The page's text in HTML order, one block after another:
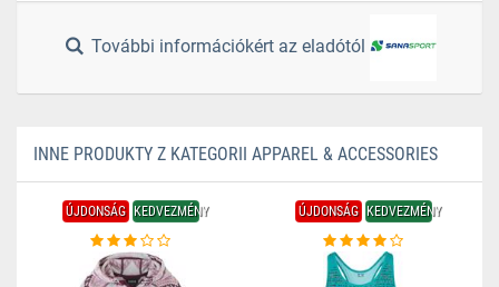
További információkért az eladótól
INNE PRODUKTY Z KATEGORII APPAREL & ACCESSORIES
ÚJDONSÁG KEDVEZMÉNY ÚJDONSÁG KEDVEZMÉNY